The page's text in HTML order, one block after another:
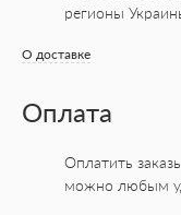
регионы
О доставке
Оплата
Оплатить
можно любым